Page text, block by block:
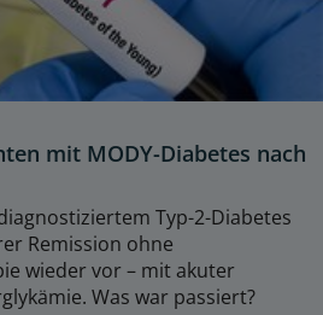
mit MODY-Diabetes nach
Typ-2-Diabetes
Remission ohne
wieder vor – mit akuter
Was war passiert?